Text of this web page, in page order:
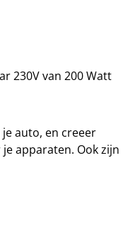
230V van 200 Watt
auto, en creeer
apparaten. Ook zijn